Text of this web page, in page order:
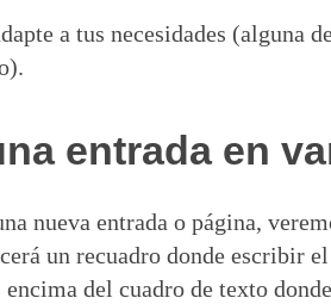
a tus necesidades (alguna
entrada en
nueva entrada o página,
un recuadro donde escribir
encima del cuadro de texto